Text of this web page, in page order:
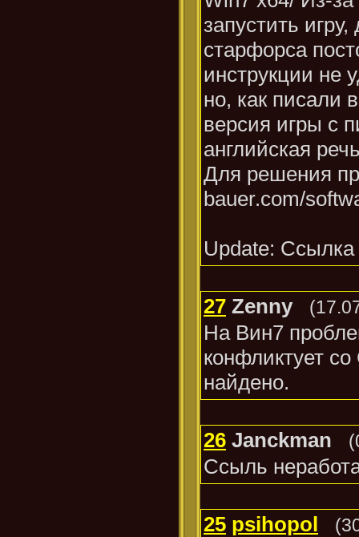
запустить
старфорса
инструкции не
но, как писали
версия игры с
английская
Для решения
bauer.com/
Update:
27 Zenny
На Вин7
конфликтует
найдено.
26 Janckman
Ссыль
25 psihopol